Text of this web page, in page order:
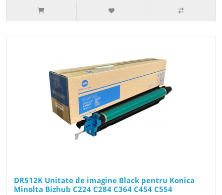
DR512K Unitate de imagine Black pentru Konica
Minolta Bizhub C224 C284 C364 C454 C554